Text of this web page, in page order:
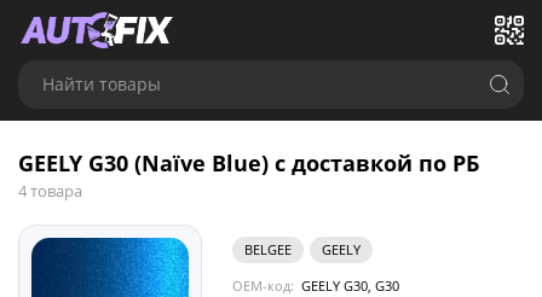
Найти товары
GEELY G30 (Naïve Blue) с доставкой по РБ
4 товара
BELGEE
GEELY
OEM-код: GEELY G30, G30